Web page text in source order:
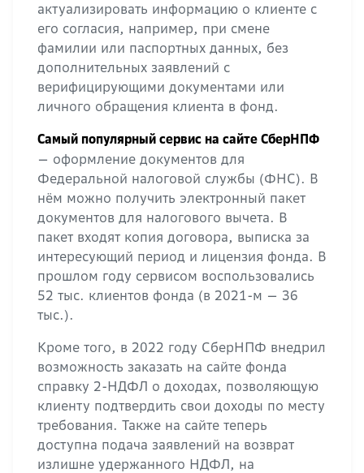
актуализировать информацию о клиенте с
его согласия, например, при смене
фамилии или паспортных данных, без
дополнительных заявлений с
верифицирующими документами или
личного обращения клиента в фонд.
Самый популярный сервис на сайте СберНПФ
— оформление документов для
Федеральной налоговой службы (ФНС). В
нём можно получить электронный пакет
документов для налогового вычета. В
пакет входят копия договора, выписка за
интересующий период и лицензия фонда. В
прошлом году сервисом воспользовались
52 тыс. клиентов фонда (в 2021-м — 36
тыс.).
Кроме того, в 2022 году СберНПФ внедрил
возможность заказать на сайте фонда
справку 2-НДФЛ о доходах, позволяющую
клиенту подтвердить свои доходы по месту
требования. Также на сайте теперь
доступна подача заявлений на возврат
излишне удержанного НДФЛ, на